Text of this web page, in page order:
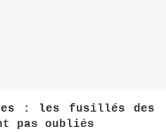
: les fusillés des
pas oubliés